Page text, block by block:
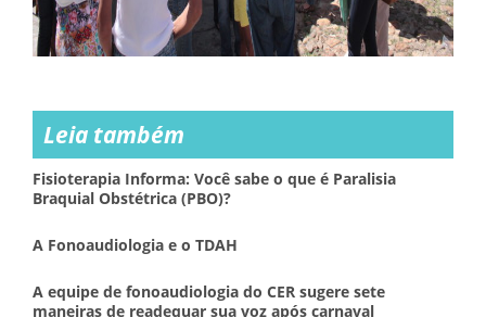
Leia também
Fisioterapia Informa: Você sabe o que é Paralisia
Braquial Obstétrica (PBO)?
A Fonoaudiologia e o TDAH
A equipe de fonoaudiologia do CER sugere sete
maneiras de readequar sua voz após carnaval